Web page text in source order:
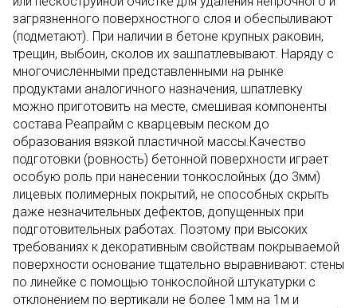
загрязненного поверхностного слоя и обеспыливают
(подметают). При наличии в бетоне крупных раковин,
трещин, выбоин, сколов их зашпатлевывают. Наряду с
многочисленными представленными на рынке
продуктами аналогичного назначения, шпатлевку
можно приготовить на месте, смешивая компоненты
состава Реапрайм с кварцевым песком до
образования вязкой пластичной массы.Качество
подготовки (ровность) бетонной поверхности играет
особую роль при нанесении тонкослойных (до 3мм)
лицевых полимерных покрытий, не способных скрыть
даже незначительных дефектов, допущенных при
подготовительных работах. Поэтому при высоких
требованиях к декоративным свойствам покрываемой
поверхности основание тщательно выравнивают: стены
по линейке с помощью тонкослойной штукатурки с
отклонением по вертикали не более 1мм на 1м и